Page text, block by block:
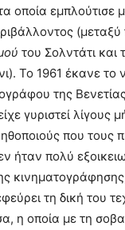
οποία εμπλούτισε
του Σολντάτι και
Το 1961 έκανε το
της
γυριστεί λίγους
που τους
ήταν πολύ
τη δική του
η οποία με τη